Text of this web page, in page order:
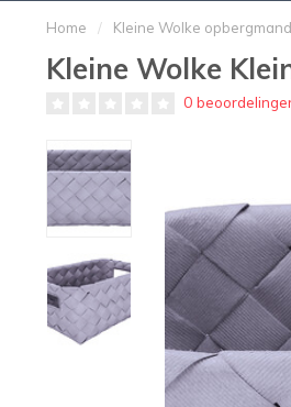
Home / Kleine Wolke
Kleine Wolke
0